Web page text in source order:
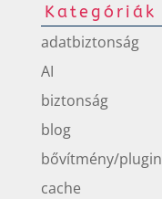
Kategóriák
adatbiztonság
AI
biztonság
blog
bővítmény/plugin
cache